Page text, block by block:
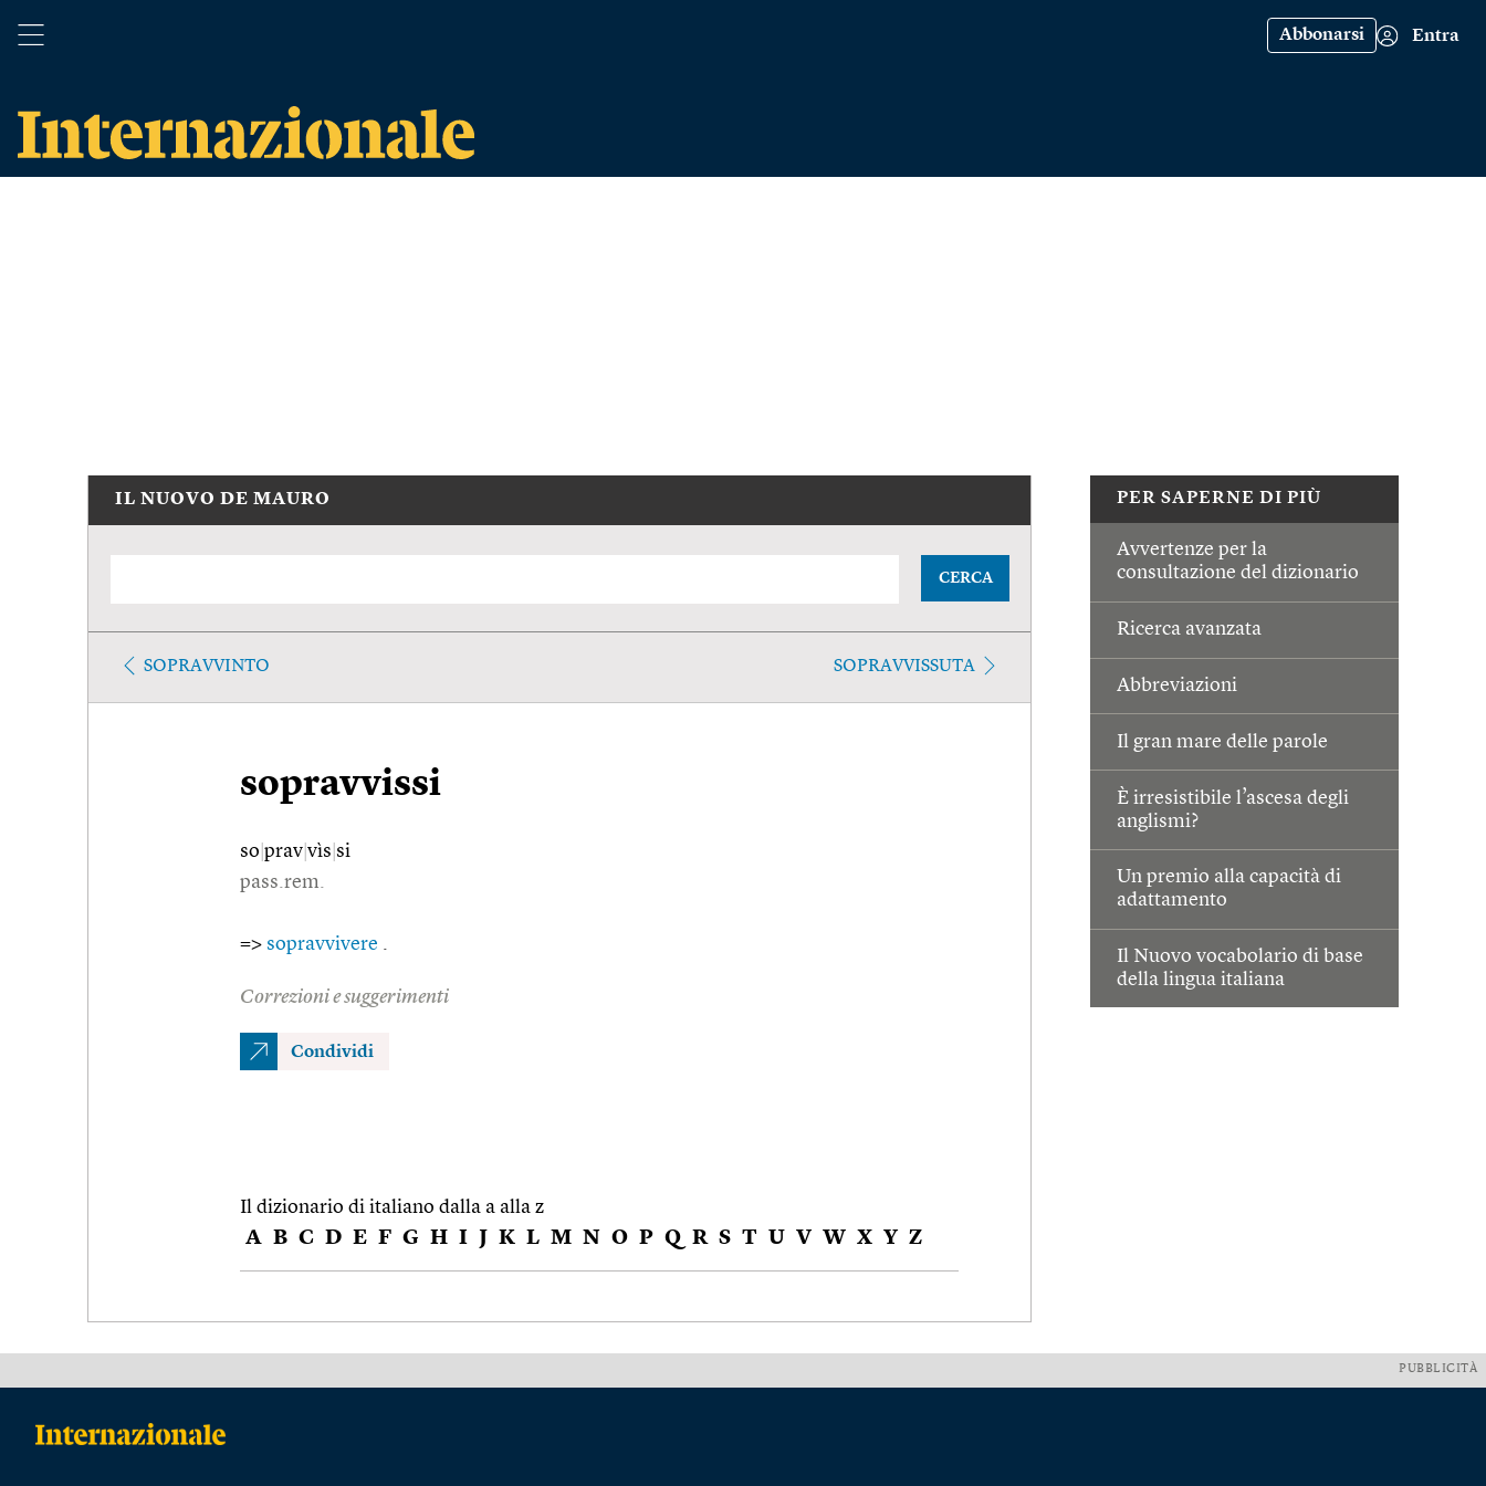
Abbonarsi Entra
PER SAPERNE DI PIÙ
Avvertenze per la
consultazione del dizionario
Ricerca avanzata
Abbreviazioni
Il gran mare delle parole
È irresistibile l’ascesa degli
anglismi?
Un premio alla capacità di
adattamento
Il Nuovo vocabolario di base
della lingua italiana
IL NUOVO DE MAURO
CERCA
SOPRAVVINTO SOPRAVVISSUTA
sopravvissi
so prav vìs si
pass.rem.
=> sopravvivere .
Correzioni e suggerimenti
Condividi
Il dizionario di italiano dalla a alla z
A B C D E F G H I J K L M N O P Q R S T U V W X Y Z
PUBBLICITÀ